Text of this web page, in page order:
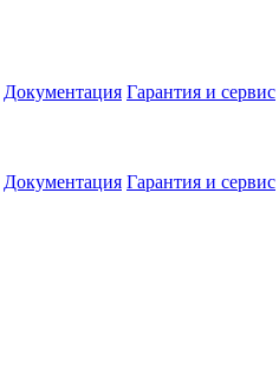
Документация Гарантия и сервис
Документация Гарантия и сервис